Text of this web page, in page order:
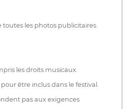
toutes les photos publicitaires
les droits musicaux.
être inclus dans le festival.
pas aux exigences